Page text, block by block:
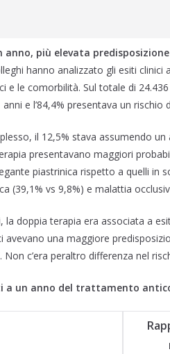
anno, più elevata
hanno analizzato gli esiti clinici
e le comorbilità. Sul totale di
anni e l’84,4% presentava un
il 12,5% stava assumendo
presentavano maggiori
piastrinica rispetto a quelli in
(39,1% vs 9,8%) e malattia
la doppia terapia era associata a
avevano una maggiore
Non c’era peraltro differenza nel
a un anno del trattamento